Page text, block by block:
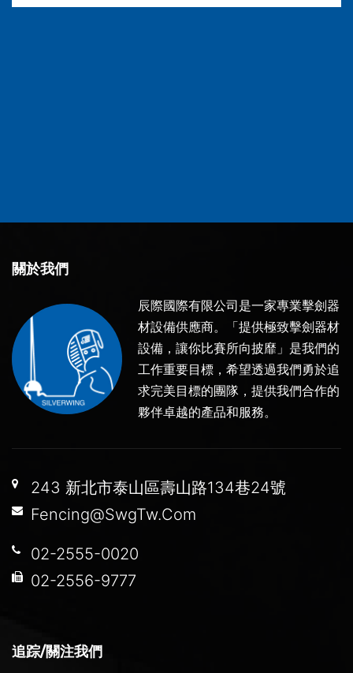
關於我們
辰際國際有限公司是一家專業擊劍器
材設備供應商。「提供極致擊劍器材
設備，讓你比賽所向披靡」是我們的
工作重要目標，希望透過我們勇於追
求完美目標的團隊，提供我們合作的
夥伴卓越的產品和服務。
243 新北市泰山區壽山路134巷24號
Fencing@SwgTw.Com
02-2555-0020
02-2556-9777
追踪/關注我們